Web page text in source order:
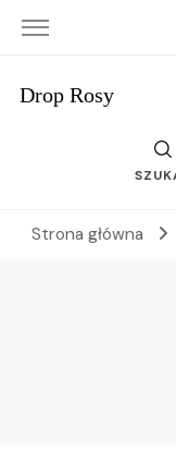
Drop Rosy
Strona główna